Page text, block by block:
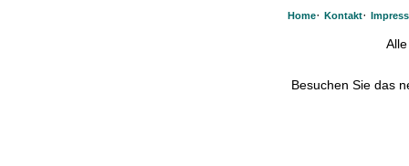
Home· Kontakt·
Besuchen Sie das